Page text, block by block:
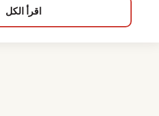
اقرأ الكل